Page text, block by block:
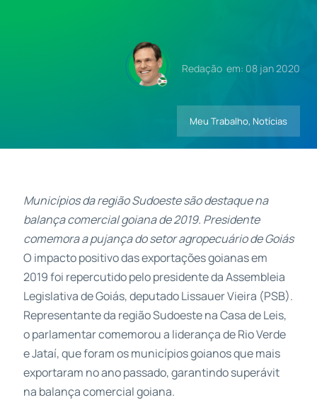
Redação em: 08 jan 2020
Meu Trabalho, Notícias
Municípios da região Sudoeste são destaque na
balança comercial goiana de 2019. Presidente
comemora a pujança do setor agropecuário de Goiás
O impacto positivo das exportações goianas em
2019 foi repercutido pelo presidente da Assembleia
Legislativa de Goiás, deputado Lissauer Vieira (PSB).
Representante da região Sudoeste na Casa de Leis,
o parlamentar comemorou a liderança de Rio Verde
e Jataí, que foram os municípios goianos que mais
exportaram no ano passado, garantindo superávit
na balança comercial goiana.